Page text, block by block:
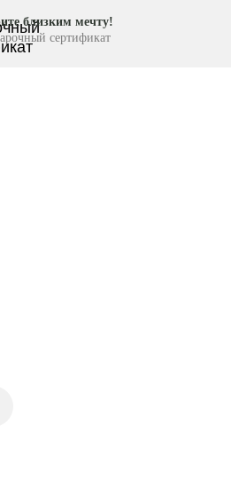
близким мечту!
сертификат